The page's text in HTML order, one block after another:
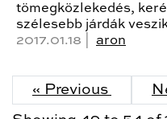
tömegközlekedés,
szélesebb járdák
2017.01.18 | aron
« Previous